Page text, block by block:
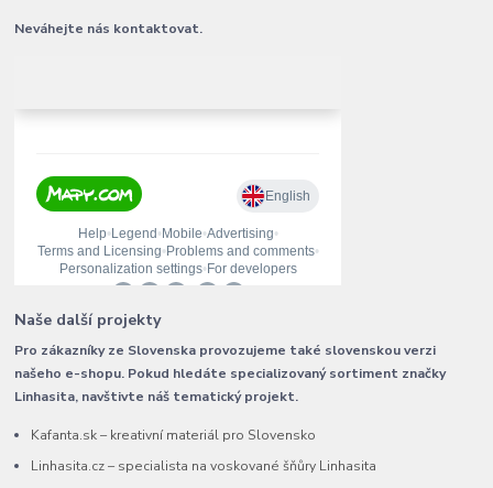
Neváhejte nás kontaktovat.
Naše další projekty
Pro zákazníky ze Slovenska provozujeme také slovenskou verzi
našeho e-shopu. Pokud hledáte specializovaný sortiment značky
Linhasita, navštivte náš tematický projekt.
Kafanta.sk – kreativní materiál pro Slovensko
Linhasita.cz – specialista na voskované šňůry Linhasita